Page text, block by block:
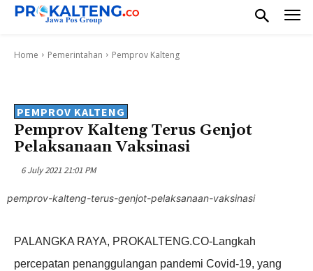
Home Pemerintahan Pemprov Kalteng
PEMPROV KALTENG
Pemprov Kalteng Terus Genjot
Pelaksanaan Vaksinasi
6 July 2021 21:01 PM
pemprov-kalteng-terus-genjot-pelaksanaan-vaksinasi
PALANGKA RAYA, PROKALTENG.CO-Langkah
percepatan penanggulangan pandemi Covid-19, yang